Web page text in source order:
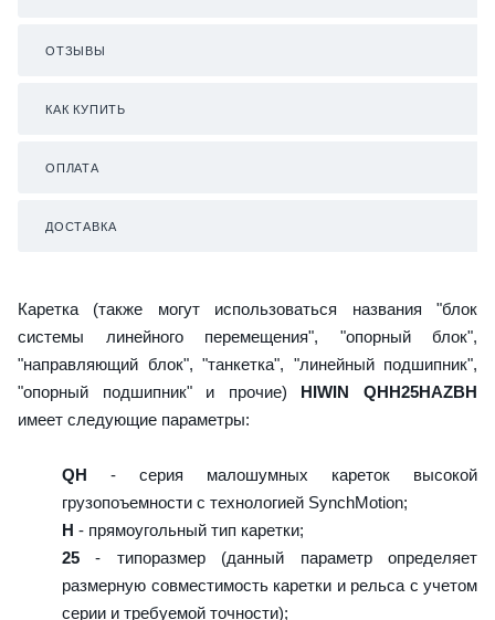
ОТЗЫВЫ
КАК КУПИТЬ
ОПЛАТА
ДОСТАВКА
Каретка (также могут использоваться названия "блок
системы линейного перемещения", "опорный блок",
"направляющий блок", "танкетка", "линейный подшипник",
"опорный подшипник" и прочие) HIWIN QHH25HAZBH
имеет следующие параметры:
QH - серия малошумных кареток высокой
грузопоъемности с технологией SynchMotion;
H - прямоугольный тип каретки;
25 - типоразмер (данный параметр определяет
размерную совместимость каретки и рельса с учетом
серии и требуемой точности);